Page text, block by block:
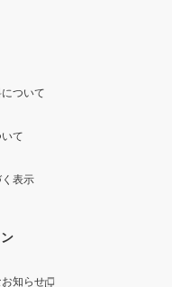
ついて
て
表示
知らせ